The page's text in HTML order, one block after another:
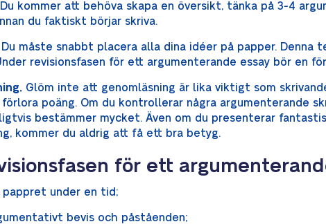
Du kommer att behöva skapa en översikt, tänka på 3-4
du faktiskt börjar skriva.
Du måste snabbt placera alla dina idéer på papper. Denna
revisionsfasen för ett argumenterande essay bör en
Glöm inte att genomläsning är lika viktigt som
poäng. Om du kontrollerar några argumenterande
bestämmer mycket. Även om du presenterar
kommer du aldrig att få ett bra betyg.
för ett
pappret under en tid;
bevis och påståenden;